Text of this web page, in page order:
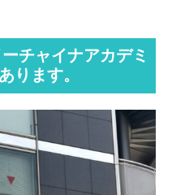
ーチャイナアカデミ
ります。